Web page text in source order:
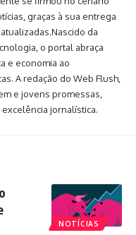
graças à sua entrega
da
o portal abraça
e economia ao
A redação do Web Flush,
e jovens promessas,
jornalística.
NOTÍCIAS